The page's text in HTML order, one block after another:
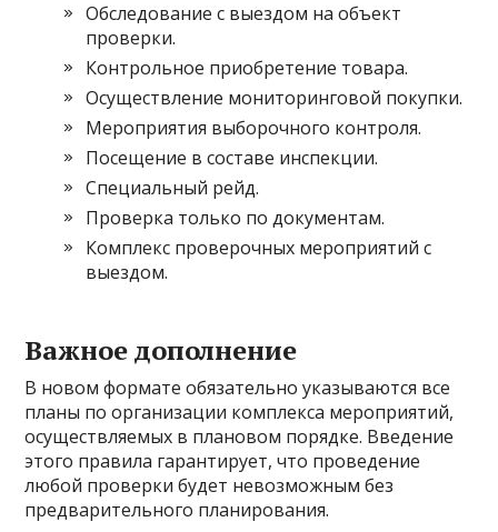
Обследование с выездом на объект
проверки.
Контрольное приобретение товара.
Осуществление мониторинговой покупки.
Мероприятия выборочного контроля.
Посещение в составе инспекции.
Специальный рейд.
Проверка только по документам.
Комплекс проверочных мероприятий с
выездом.
Важное дополнение
В новом формате обязательно указываются все
планы по организации комплекса мероприятий,
осуществляемых в плановом порядке. Введение
этого правила гарантирует, что проведение
любой проверки будет невозможным без
предварительного планирования.